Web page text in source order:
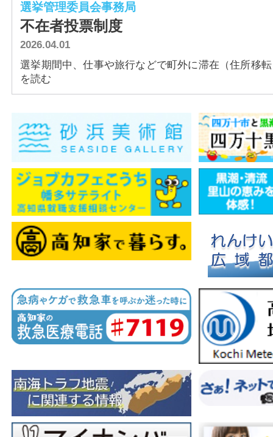
FAQ
アクセス
選挙管理委員会事務局
不在者投票制度
2026.04.01
選挙期間中、仕事や旅行などで町外に滞在（住所移
を読む